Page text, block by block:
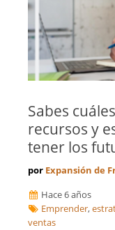
Sabes
recursos y
tener los
por Expansión de
Hace 6 años
Emprender,
ventas